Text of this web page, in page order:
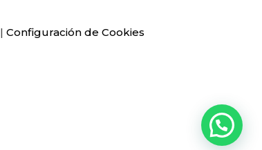
| Configuración de Cookies